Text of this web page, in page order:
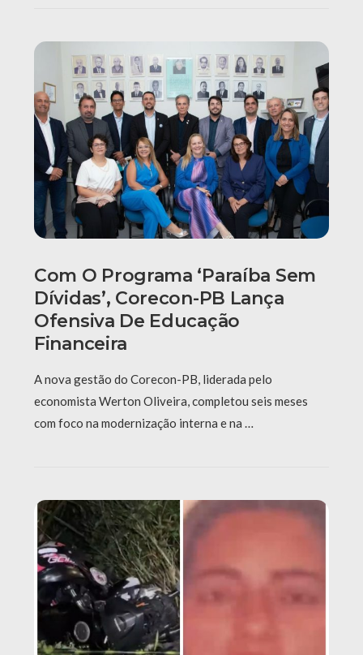
Com O Programa ‘Paraíba Sem
Dívidas’, Corecon-PB Lança
Ofensiva De Educação
Financeira
A nova gestão do Corecon-PB, liderada pelo
economista Werton Oliveira, completou seis meses
com foco na modernização interna e na …